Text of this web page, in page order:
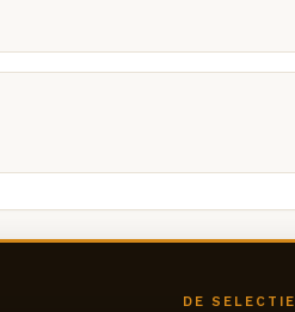
DE SELECTIE